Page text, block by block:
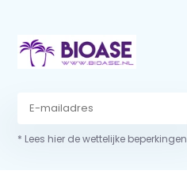
* Lees hier de wettelijke beperkingen